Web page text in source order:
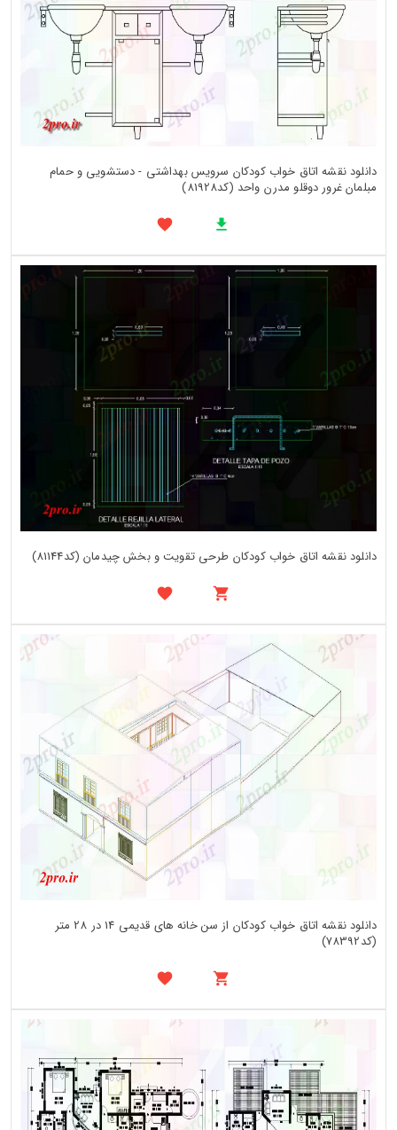
دانلود نقشه اتاق خواب کودکان سرویس بهداشتی - دستشویی و حمام
مبلمان غرور دوقلو مدرن واحد (کد81928)
دانلود نقشه اتاق خواب کودکان طرحی تقویت و بخش چیدمان (کد81144)
دانلود نقشه اتاق خواب کودکان از سن خانه های قدیمی 14 در 28 متر
(کد78392)